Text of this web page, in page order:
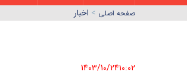
صفحه اصلي > اخبار
1403/10/24١٠:٠٢